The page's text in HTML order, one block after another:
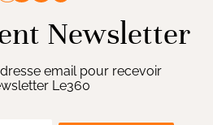
Newsletter
email pour recevoir
Le360